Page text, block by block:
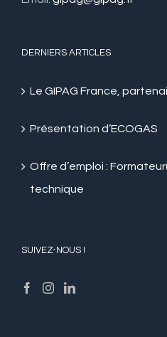
DERNIERS ARTICLES
Le GIPAG France,
Présentation d’ECOGAS
Offre d’emploi :
technique
SUIVEZ-NOUS !